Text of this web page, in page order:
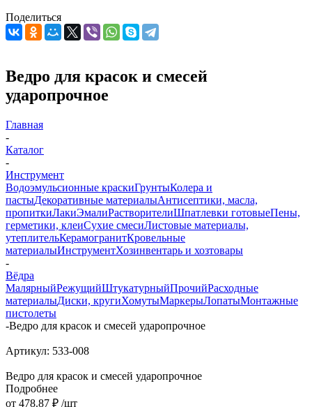
Поделиться
Ведро для красок и смесей
ударопрочное
Главная
-
Каталог
-
Инструмент
Водоэмульсионные краскиГрунтыКолера и
пастыДекоративные материалыАнтисептики, масла,
пропиткиЛакиЭмалиРастворителиШпатлевки готовыеПены,
герметики, клеиСухие смесиЛистовые материалы,
утеплительКерамогранитКровельные
материалыИнструментХозинвентарь и хозтовары
-
Вёдра
МалярныйРежущийШтукатурныйПрочийРасходные
материалыДиски, кругиХомутыМаркерыЛопатыМонтажные
пистолеты
-Ведро для красок и смесей ударопрочное
Артикул: 533-008
Ведро для красок и смесей ударопрочное
Подробнее
от 478.87 ₽ /шт